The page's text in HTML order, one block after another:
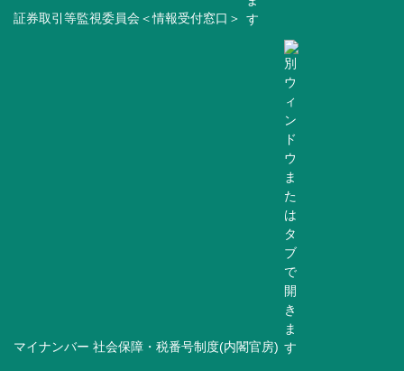
証券取引等監視委員会＜情報受付窓口＞
マイナンバー 社会保障・税番号制度(内閣官房)